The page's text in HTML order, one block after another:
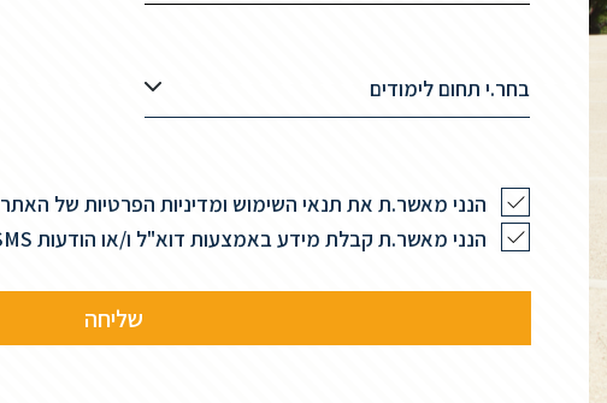
בחר.י תחום לימודים
הנני מאשר.ת את תנאי השימוש ומדיניות הפרטיות של האתר
הנני מאשר.ת קבלת מידע באמצעות דוא"ל ו/או הודעות SMS